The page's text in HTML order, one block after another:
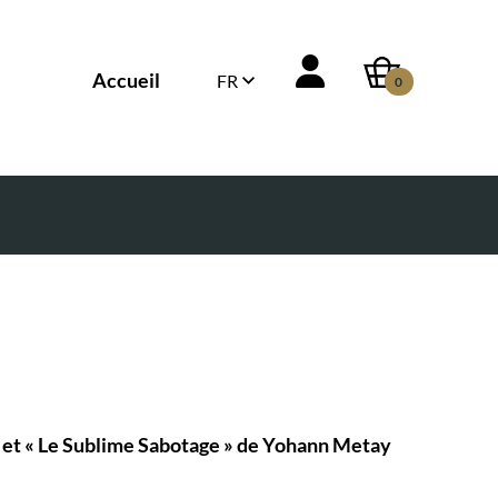
0
FR
Accueil
« Le Sublime Sabotage » de Yohann Metay